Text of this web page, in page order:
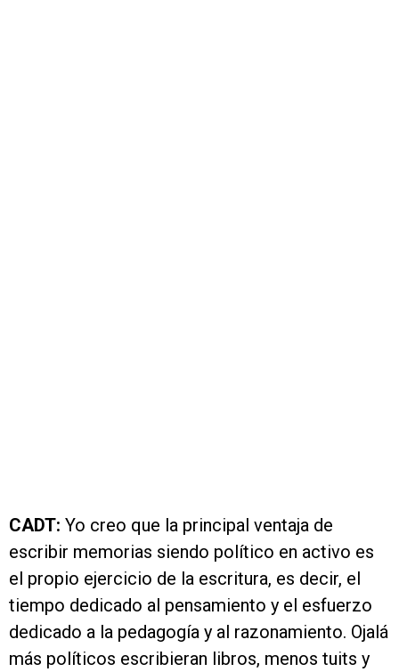
CADT: Yo creo que la principal ventaja de
escribir memorias siendo político en activo es
el propio ejercicio de la escritura, es decir, el
tiempo dedicado al pensamiento y el esfuerzo
dedicado a la pedagogía y al razonamiento. Ojalá
más políticos escribieran libros, menos tuits y